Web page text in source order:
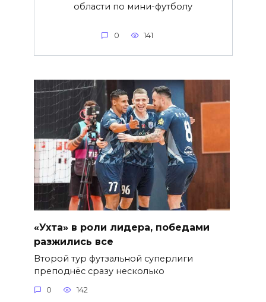
области по мини-футболу
0 141
«Ухта» в роли лидера, победами
разжились все
Второй тур футзальной суперлиги
преподнёс сразу несколько
0 142